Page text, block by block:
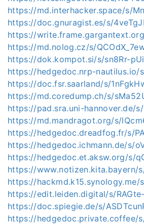
https://md.interhacker.space/s/
https://doc.gnuragist.es/s/
https://
https://md.nolog.cz/s/
https://dok.kompot.si/s/sn8Rr-
https://hedgedoc.nrp-nautilus.io/
https://doc.fsr.saarland/s/
https://md.coredump.ch/s/
https://pad.sra.uni-hannover.de/
https://md.mandragot.org/s/
https://hedgedoc.dreadfog.fr/s/
https://hedgedoc.ichmann.de/s/
https://hedgedoc.et.aksw.org/s/
https://www.notizen.kita.bayern/
https://hackmd.k15.synology.me/
https://edit.leiden.digital/s/
https://doc.spiegie.de/s/
https://hedgedoc.private.coffee/